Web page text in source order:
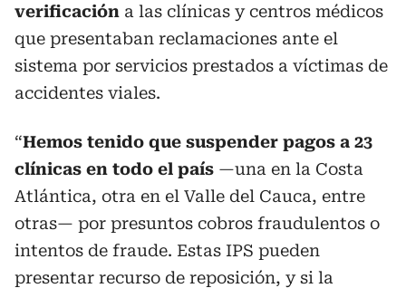
verificación a las clínicas y centros médicos
que presentaban reclamaciones ante el
sistema por servicios prestados a víctimas de
accidentes viales.
“Hemos tenido que suspender pagos a 23
clínicas en todo el país —una en la Costa
Atlántica, otra en el Valle del Cauca, entre
otras— por presuntos cobros fraudulentos o
intentos de fraude. Estas IPS pueden
presentar recurso de reposición, y si la